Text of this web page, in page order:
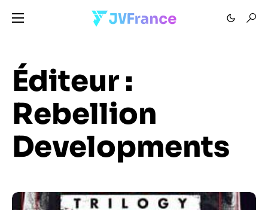
Éditeur :
Rebellion
Developments